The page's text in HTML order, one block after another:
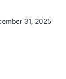
31, 2025